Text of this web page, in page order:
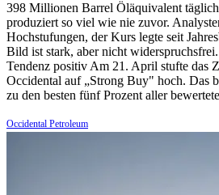
398 Millionen Barrel Öläquivalent
produziert so viel wie nie zuvor.
Hochstufungen, der Kurs legte seit
Bild ist stark, aber nicht
Tendenz positiv Am 21. April stufte das
Occidental auf „Strong Buy" hoch. Das
zu den besten fünf Prozent aller
Occidental Petroleum